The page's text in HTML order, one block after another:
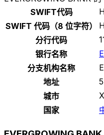
SWIFT代码
SWIFT 代码（8 位字符）
分行代码
银行名称
分支机构名称
地址
城市
国家